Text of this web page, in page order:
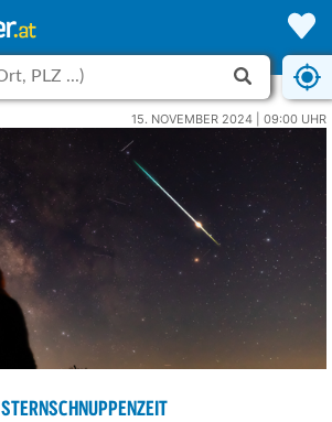
15. NOVEMBER 2024 | 09:00 UHR
STERNSCHNUPPENZEIT